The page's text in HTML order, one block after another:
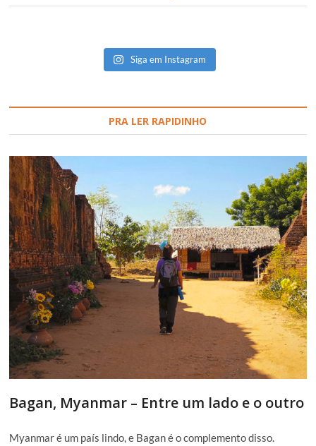
Siga em Instagram
PRA LER RAPIDINHO
Bagan, Myanmar – Entre um lado e o outro
Myanmar é um país lindo, e Bagan é o complemento disso.